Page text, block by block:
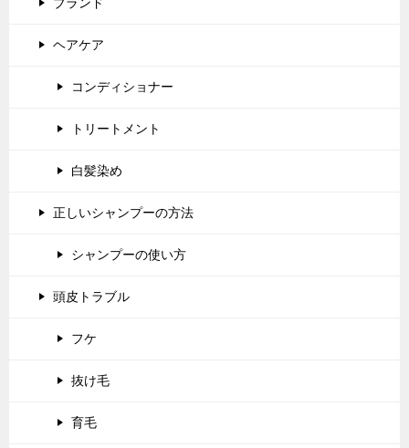
ヘアケア
コンディショナー
トリートメント
白髪染め
正しいシャンプーの方法
シャンプーの使い方
頭皮トラブル
フケ
抜け毛
育毛